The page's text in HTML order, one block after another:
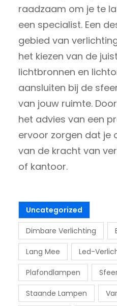
raadzaam om je te
een specialist. Een
gebied van
het kiezen van de
lichtbronnen en
aansluiten bij de
van jouw ruimte.
het advies van een
ervoor zorgen dat je
van de kracht van
of kantoor.
Uncategorized
Dimbare Verlichting
Lang Mee Led-
Plafondlampen
Staande Lampen